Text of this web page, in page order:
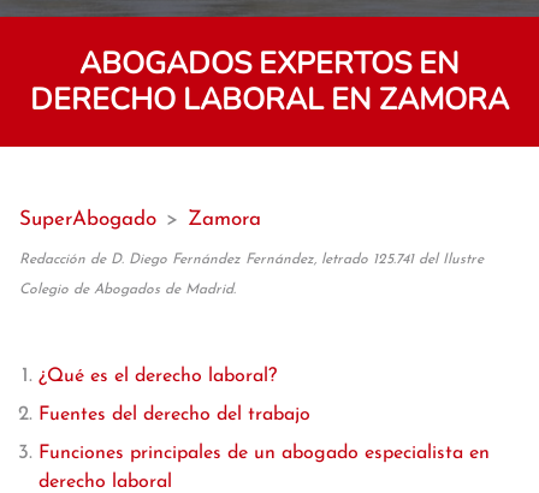
ABOGADOS EXPERTOS EN
DERECHO LABORAL EN ZAMORA
SuperAbogado > Zamora
Redacción de D. Diego Fernández Fernández, letrado 125.741 del Ilustre
Colegio de Abogados de Madrid.
¿Qué es el derecho laboral?
Fuentes del derecho del trabajo
Funciones principales de un abogado especialista en
derecho laboral